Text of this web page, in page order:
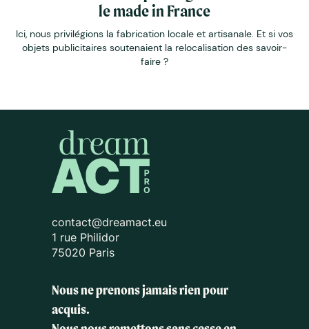
le made in France
Ici, nous privilégions la fabrication locale et artisanale. Et si vos
objets publicitaires soutenaient la relocalisation des savoir-
faire ?
contact@dreamact.eu
1 rue Philidor
75020 Paris
Nous ne prenons jamais rien pour
acquis.